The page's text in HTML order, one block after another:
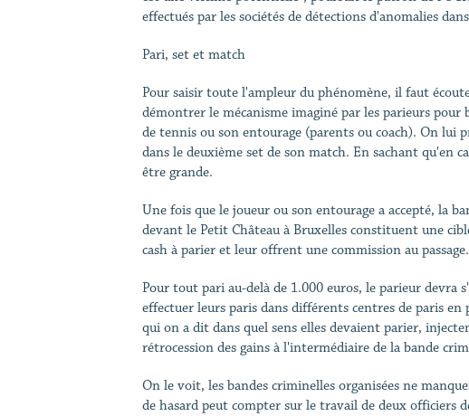
effectués par les sociétés de détections d'anomalies
Pari, set et match
Pour saisir toute l'ampleur du phénomène, il faut
démontrer le mécanisme imaginé par les parieurs
de tennis ou son entourage (parents ou coach). On lui
dans le deuxième set de son match. En sachant qu'en
être grande.
Une fois que le joueur ou son entourage a accepté, la
devant le Petit Château à Bruxelles constituent une
cash à parier et leur offrent une commission au
Pour tout pari au-delà de 1.000 euros, le parieur
effectuer leurs paris dans différents centres de paris en
qui on a dit dans quel sens elles devaient parier,
rétrocession des gains à l'intermédiaire de la bande
On le voit, les bandes criminelles organisées ne
de hasard peut compter sur le travail de deux officiers